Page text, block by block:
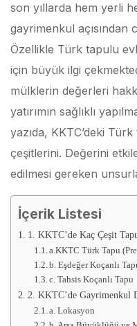
son yıllarda hem yerli
gayrimenkul açısından
Özellikle Türk tapulu
için büyük ilgi
mülklerin değerleri
yatırımın sağlıklı
yazıda, KKTC’deki
çeşitlerini. Değerini
edilmesi gereken
İçerik Listesi
1. KKTC’de Kaç Çeşit
a.KKTC Türk Tapu
b. Eşdeğer Koçanlı
c. Tahsis Koçanlı Tapu
2. KKTC’de Gayrimenkul
a. Lokasyon